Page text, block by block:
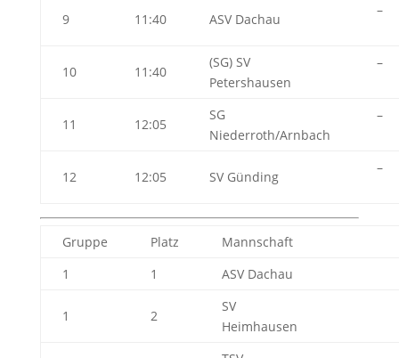
9 11:40 ASV Dachau
–
10 11:40
(SG) SV
Petershausen
–
11 12:05
SG
Niederroth/Arnbach
–
12 12:05 SV Günding
–
Gruppe Platz
Mannschaft
1
1 ASV Dachau
1 2
SV
Heimhausen